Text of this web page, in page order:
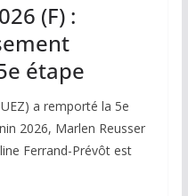
(F) :
étape
a remporté la 5e
2026, Marlen Reusser
Ferrand-Prévôt est